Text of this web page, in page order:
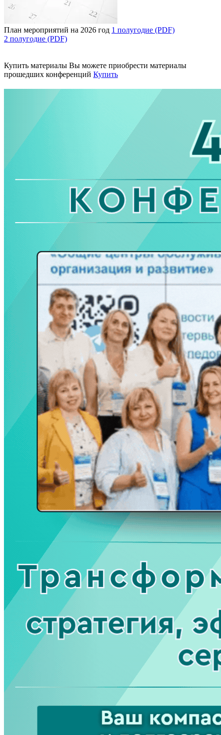
План мероприятий на 2026 год 1 полугодие (PDF)
2 полугодие (PDF)
Купить материалы Вы можете приобрести материалы
прошедших конференций Купить